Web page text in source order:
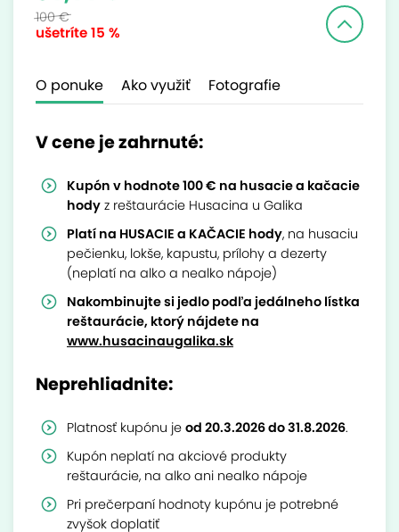
ušetríte15 %
100 €
O ponuke Ako využiť Fotografie
V cene je zahrnuté:
Kupón v hodnote 100 € na husacie a kačacie
hody z reštaurácie Husacina u Galika
Platí na HUSACIE a KAČACIE hody, na husaciu
pečienku, lokše, kapustu, prílohy a dezerty
(neplatí na alko a nealko nápoje)
Nakombinujte si jedlo podľa jedálneho lístka
reštaurácie, ktorý nájdete na
www.husacinaugalika.sk
Neprehliadnite:
Platnosť kupónu je od 20.3.2026 do 31.8.2026.
Kupón neplatí na akciové produkty
reštaurácie, na alko ani nealko nápoje
Pri prečerpaní hodnoty kupónu je potrebné
zvyšok doplatiť